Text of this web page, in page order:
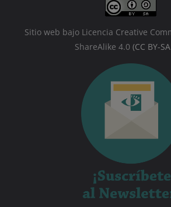
Sitio web bajo Licencia Creative
ShareAlike 4.0 (CC BY-